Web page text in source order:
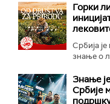
Горки
Србија
знање о
Знање
Србије